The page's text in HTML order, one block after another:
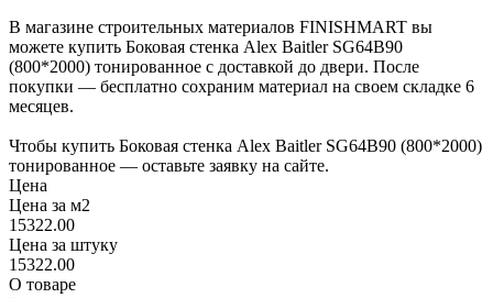
В магазине строительных материалов FINISHMART вы
можете купить Боковая стенка Alex Baitler SG64B90
(800*2000) тонированное с доставкой до двери. После
покупки — бесплатно сохраним материал на своем складке 6
месяцев.
Чтобы купить Боковая стенка Alex Baitler SG64B90 (800*2000)
тонированное — оставьте заявку на сайте.
Цена
Цена за м2
15322.00
Цена за штуку
15322.00
О товаре